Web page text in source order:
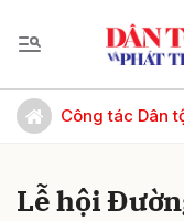
Công tác Dân
Lễ hội
Gửi bình luận